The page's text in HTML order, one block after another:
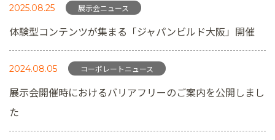
2025.08.25 展示会ニュース
体験型コンテンツが集まる「ジャパンビルド大阪」開催
2024.08.05 コーポレートニュース
展示会開催時におけるバリアフリーのご案内を公開しまし
た